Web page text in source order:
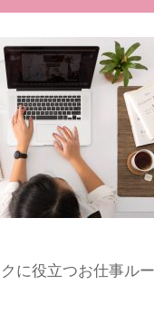
に役立つお仕事ル